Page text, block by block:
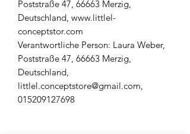
Poststraße 47, 66663 Merzig,
Deutschland, www.littlel-
conceptstor.com
Verantwortliche Person: Laura Weber,
Poststraße 47, 66663 Merzig,
Deutschland,
littlel.conceptstore@gmail.com,
015209127698